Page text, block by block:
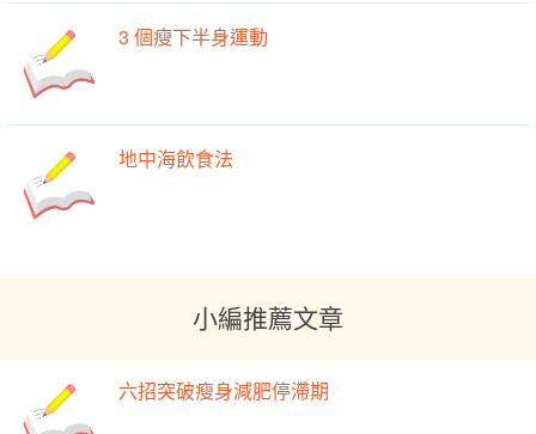
3 個瘦下半身運動
地中海飲食法
小編推薦文章
六招突破瘦身減肥停滯期